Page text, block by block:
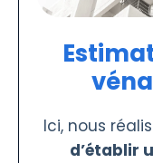
Ici, nous
d’établir